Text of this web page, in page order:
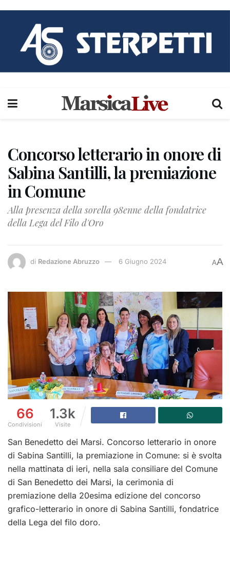
Concorso letterario in onore di
Sabina Santilli, la premiazione
in Comune
Alla presenza della sorella 98enne della fondatrice
della Lega del Filo d'Oro
di Redazione Abruzzo 6 Giugno 2024 AA
66
Condivisioni
1.3k
Visite
San Benedetto dei Marsi. Concorso letterario in onore
di Sabina Santilli, la premiazione in Comune: si è svolta
nella mattinata di ieri, nella sala consiliare del Comune
di San Benedetto dei Marsi, la cerimonia di
premiazione della 20esima edizione del concorso
grafico-letterario in onore di Sabina Santilli, fondatrice
della Lega del filo doro.